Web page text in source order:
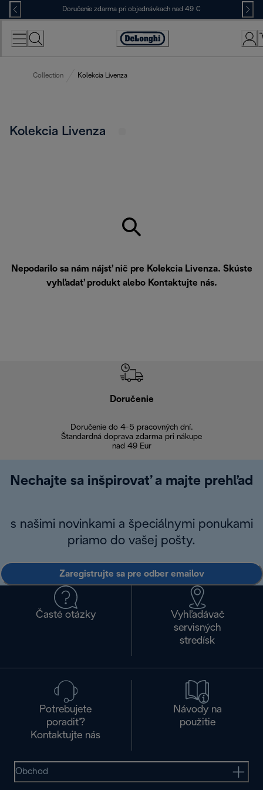
Skip
to
Content
Doručenie zdarma pri objednávkach nad 49 €
Accessibility
Collection Kolekcia Livenza
Kolekcia Livenza
Nepodarilo sa nám nájsť nič pre Kolekcia Livenza. Skúste
vyhľadať produkt alebo Kontaktujte nás.
Doručenie
Doručenie do 4-5 pracovných dní.
Štandardná doprava zdarma pri nákupe
nad 49 Eur
Nechajte sa inšpirovať a majte prehľad
s našimi novinkami a špeciálnymi ponukami
priamo do vašej pošty.
Zaregistrujte sa pre odber emailov
Časté otázky
Vyhľadávač
servisných
stredísk
Potrebujete
poradiť?
Kontaktujte nás
Návody na
použitie
Obchod